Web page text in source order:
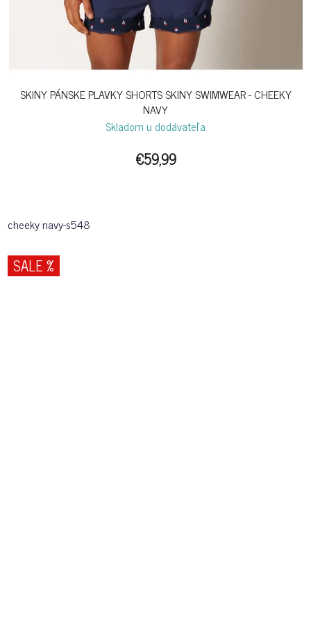
SKINY PÁNSKE PLAVKY SHORTS SKINY SWIMWEAR - CHEEKY
NAVY
Skladom u dodávateľa
€59,99
cheeky navy-s548
SALE %